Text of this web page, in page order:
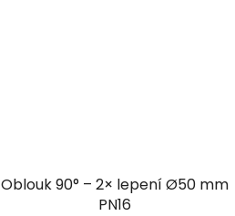
Oblouk 90° – 2× lepení Ø50 mm
PN16